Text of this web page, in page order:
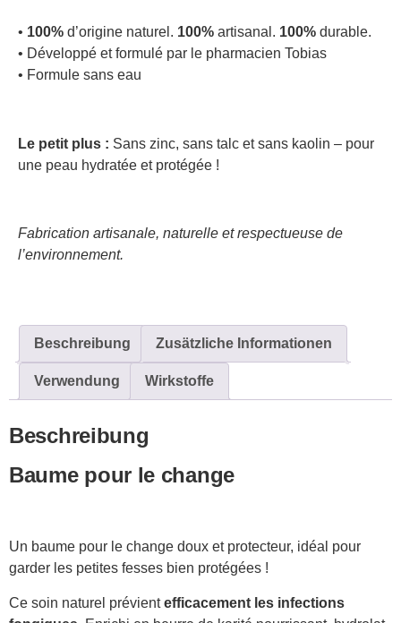
• 100% d’origine naturel. 100% artisanal. 100% durable.
• Développé et formulé par le pharmacien Tobias
• Formule sans eau
Le petit plus : Sans zinc, sans talc et sans kaolin – pour
une peau hydratée et protégée !
Fabrication artisanale, naturelle et respectueuse de
l’environnement.
Beschreibung Zusätzliche Informationen
Verwendung Wirkstoffe
Beschreibung
Baume pour le change
Un baume pour le change doux et protecteur, idéal pour
garder les petites fesses bien protégées !
Ce soin naturel prévientefficacement les infections